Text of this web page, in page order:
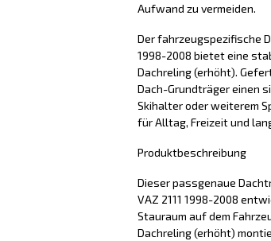
Aufwand zu vermeiden.
Der fahrzeugspezifische
1998-2008 bietet eine
Dachreling (erhöht).
Dach-Grundträger einen
Skihalter oder weiterem
für Alltag, Freizeit und
Produktbeschreibung
Dieser passgenaue
VAZ 2111 1998-2008
Stauraum auf dem
Dachreling (erhöht)